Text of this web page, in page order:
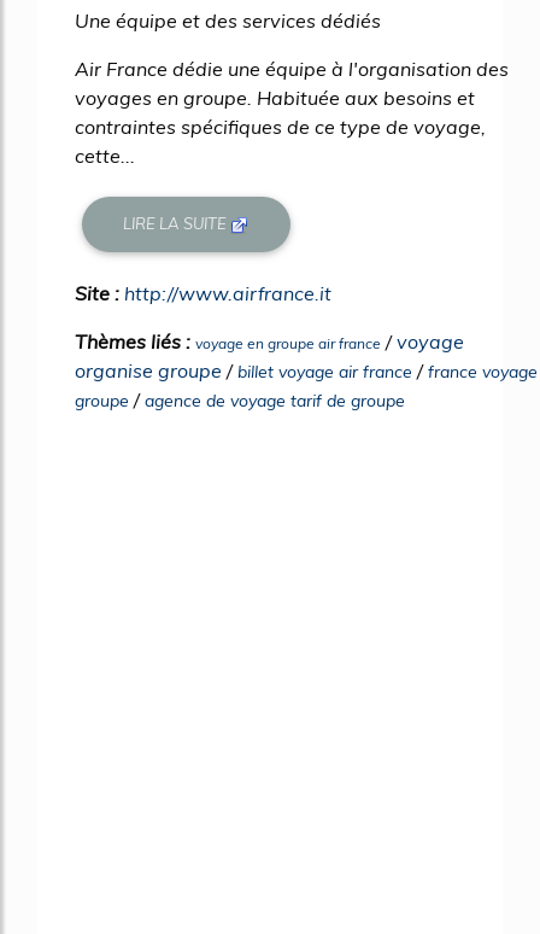
Une équipe et des services dédiés
Air France dédie une équipe à l'organisation des
voyages en groupe. Habituée aux besoins et
contraintes spécifiques de ce type de voyage,
cette...
LIRE LA SUITE
Site : http://www.airfrance.it
Thèmes liés : voyage en groupe air france /voyage
organise groupe /billet voyage air france /france voyage
groupe /agence de voyage tarif de groupe